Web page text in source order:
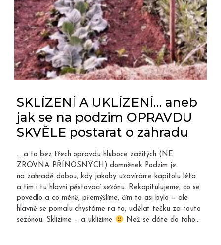
SKLÍZENÍ A UKLÍZENÍ… aneb
jak se na podzim OPRAVDU
SKVĚLE postarat o zahradu
… a to bez třech opravdu hluboce zažitých (NE
ZROVNA PŘÍNOSNÝCH) domněnek Podzim je
na zahradě dobou, kdy jakoby uzavíráme kapitolu léta
a tím i tu hlavní pěstovací sezónu. Rekapitulujeme, co se
povedlo a co méně, přemýšlíme, čím to asi bylo – ale
hlavně se pomalu chystáme na to, udělat tečku za touto
sezónou. Sklízíme – a uklízíme
Než se dáte do toho...